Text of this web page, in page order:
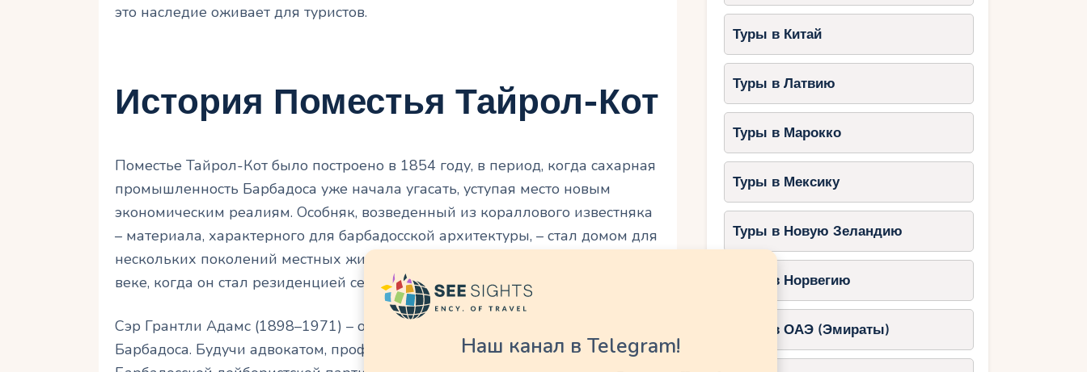
это наследие оживает для туристов.
История Поместья Тайрол-Кот
Поместье Тайрол-Кот было построено в 1854 году, в период, когда сахарная
промышленность Барбадоса уже начала угасать, уступая место новым
экономическим реалиям. Особняк, возведенный из кораллового известняка
– материала, характерного для барбадосской архитектуры, – стал домом для
нескольких поколений местных жителей, но его судьба изменилась в XX
веке, когда он стал резиденцией семьи Адамс.
Сэр Грантли Адамс (1898–1971) – одна из самых значимых фигур в истории
Барбадоса. Будучи адвокатом, профсоюзным лидером и основателем
Туры в Китай
Туры в Латвию
Туры в Марокко
Туры в Мексику
Туры в Новую Зеландию
Туры в Норвегию
Туры в ОАЭ (Эмираты)
Наш канал в Telegram!